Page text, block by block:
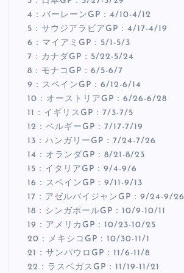
4：バーレーンGP：4/10-4/12
5：サウジアラビアGP：4/17-4/19
6：マイアミGP：5/1-5/3
7：カナダGP：5/22-5/24
8：モナコGP：6/5-6/7
9：スペインGP：6/12-6/14
10：オーストリアGP：6/26-6/28
11：イギリスGP：7/3-7/5
12：ベルギーGP：7/17-7/19
13：ハンガリーGP：7/24-7/26
14：オランダGP：8/21-8/23
15：イタリアGP：9/4-9/6
16：スペインGP：9/11-9/13
17：アゼルバイジャンGP：9/24-9/26
18：シンガポールGP：10/9-10/11
19：アメリカGP：10/23-10/25
20：メキシコGP：10/30-11/1
21：サンパウロGP：11/6-11/8
22：ラスベガスGP：11/19-11/21